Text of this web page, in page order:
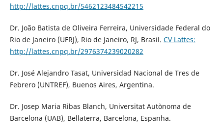
http://lattes.cnpq.br/5462123484542215
Dr. João Batista de Oliveira Ferreira, Universidade Federal do
Rio de Janeiro (UFRJ), Rio de Janeiro, RJ, Brasil. CV Lattes:
http://lattes.cnpq.br/2976374239020282
Dr. José Alejandro Tasat, Universidad Nacional de Tres de
Febrero (UNTREF), Buenos Aires, Argentina.
Dr. Josep Maria Ribas Blanch, Universitat Autònoma de
Barcelona (UAB), Bellaterra, Barcelona, Espanha.